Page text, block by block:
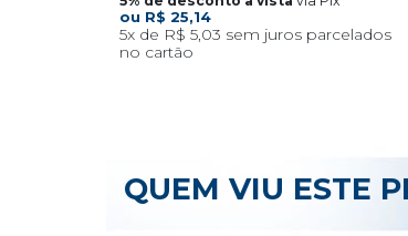
R$ 25,14
5x R$ 5,03
QUEM VIU ESTE